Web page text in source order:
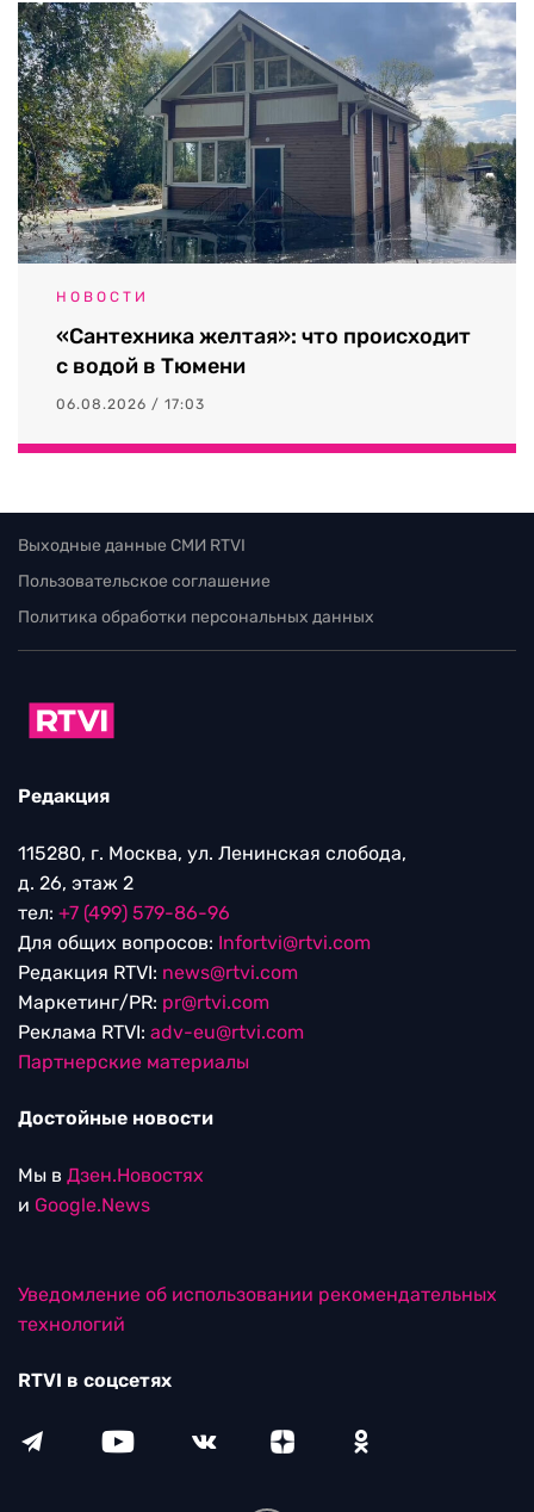
НОВОСТИ
«Сантехника желтая»: что происходит
с водой в Тюмени
06.08.2026 / 17:03
Выходные данные СМИ RTVI
Пользовательское соглашение
Политика обработки персональных данных
Редакция
115280, г. Москва, ул. Ленинская слобода,
д. 26, этаж 2
тел: +7 (499) 579-86-96
Для общих вопросов: Infortvi@rtvi.com
Редакция RTVI: news@rtvi.com
Маркетинг/PR: pr@rtvi.com
Реклама RTVI: adv-eu@rtvi.com
Партнерские материалы
Достойные новости
Мы в Дзен.Новостях
и Google.News
Уведомление об использовании рекомендательных
технологий
RTVI в соцсетях